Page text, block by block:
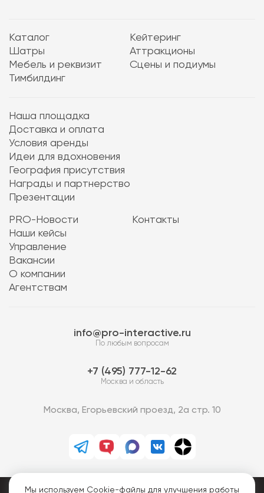
Каталог
Кейтеринг
Шатры
Аттракционы
Мебель и реквизит
Сцены и подиумы
Тимбилдинг
Наша площадка
Доставка и оплата
Условия аренды
Идеи для вдохновения
География присутствия
Награды и партнерство
Презентации
PRO-Новости
Наши кейсы
Управление
Вакансии
О компании
Агентствам
Контакты
info@pro-interactive.ru
По любым вопросам
7 (495) 777-12-62
Москва и область
Москва, Егорьевский проезд, 2а стр. 10
Мы используем Cookie-файлы для улучшения работы